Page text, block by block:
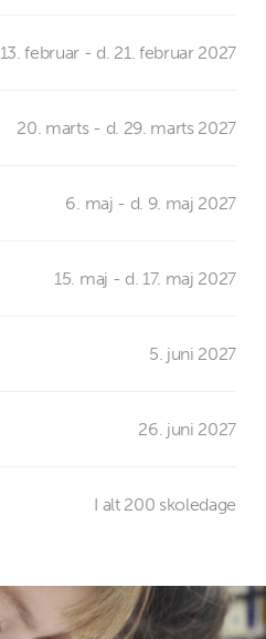
13. februar - d. 21. februar 2027
20. marts - d. 29. marts 2027
6. maj - d. 9. maj 2027
15. maj - d. 17. maj 2027
5. juni 2027
26. juni 2027
I alt 200 skoledage